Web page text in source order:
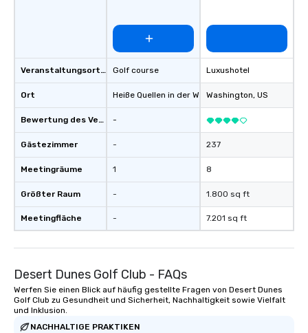
Lipa’s cellist, and
He has released
Spotify and has co-
starred in several
shared stages with
documentary “The
which peaked at #1 in
Vandenberghe | The
Inquire for other
trio, sax, drummer,
Veranstaltungsortstyp
Ort
Bewertung des Veranstaltungsortes
Gästezimmer
Meetingräume
Größter Raum
Meetingfläche
Golf course
Heiße Quellen in der Wüste, US
-
-
1
-
-
Luxushotel
Washington, US
237
8
1.800 sq ft
7.201 sq ft
Desert Dunes Golf Club - FAQs
Werfen Sie einen Blick auf häufig gestellte Fragen von Desert Dunes
Golf Club zu Gesundheit und Sicherheit, Nachhaltigkeit sowie Vielfalt
und Inklusion.
NACHHALTIGE PRAKTIKEN